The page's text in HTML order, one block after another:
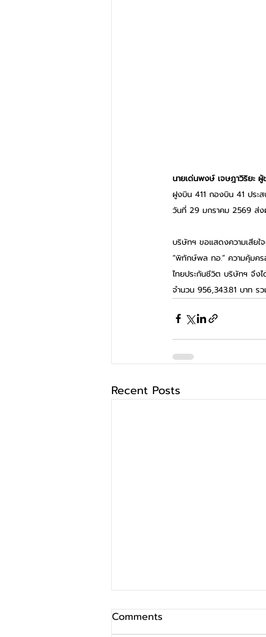
นายเด่นพงษ์ เจษฎาวิริยะ
ฝูงบิน 411 กองบิน 41 ประ
วันที่ 29 มกราคม 2569 ส่
บริษัทฯ ขอแสดงความเสียใ
“พิทักษ์พล ทอ.” ความคุ้มค
ไทยประกันชีวิต บริษัทฯ จึง
จำนวน 956,343.81 บาท ร
Recent Posts
Comments